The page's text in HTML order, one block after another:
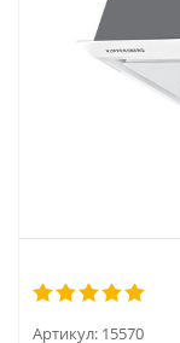
Артикул: 15570